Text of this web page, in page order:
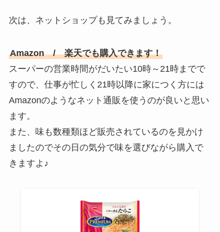
次は、ネットショップも見てみましょう。
Amazon / 楽天でも購入できます！
スーパーの営業時間がだいたい10時～21時までで
すので、仕事が忙しく21時以降に家につく方には
Amazonのようなネット通販を使うのが良いと思い
ます。
また、味も数種類ほど販売されているのを見かけ
ましたのでその日の気分で味を選びながら購入で
きますよ♪